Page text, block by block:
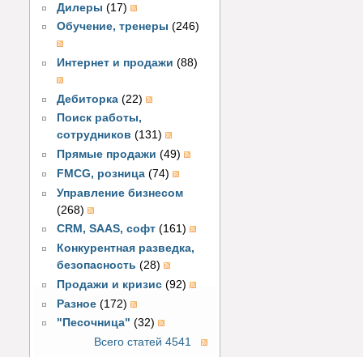
Дилеры (17)
Обучение, тренеры (246)
Интернет и продажи (88)
Дебиторка (22)
Поиск работы,
сотрудников (131)
Прямые продажи (49)
FMCG, розница (74)
Управление бизнесом
(268)
CRM, SAAS, софт (161)
Конкурентная разведка,
безопасность (28)
Продажи и кризис (92)
Разное (172)
"Песочница" (32)
Всего статей 4541